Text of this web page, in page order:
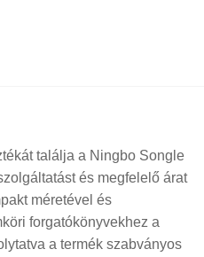
találja a Ningbo Songle
és megfelelő árat
méretével és
forgatókönyvekhez a
a termék szabványos